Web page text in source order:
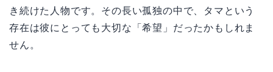
き続けた人物です。その長い孤独の中で、タマという
存在は彼にとっても大切な「希望」だったかもしれま
せん。